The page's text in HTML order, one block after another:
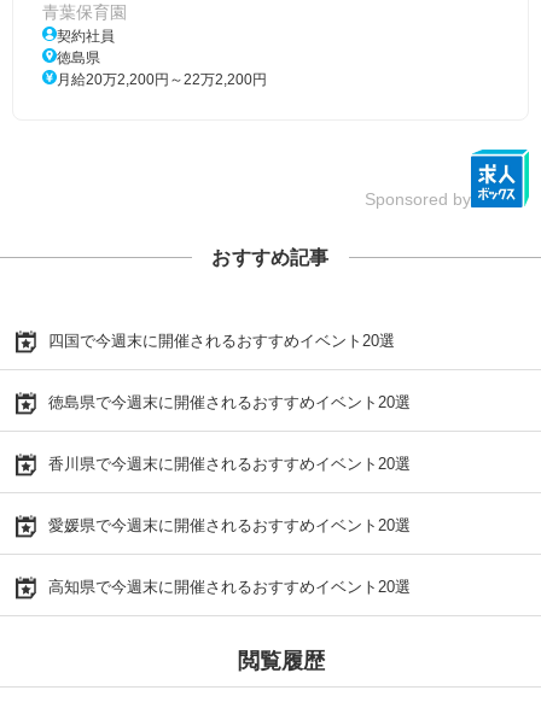
青葉保育園
契約社員
徳島県
月給20万2,200円～22万2,200円
Sponsored by
おすすめ記事
四国で今週末に開催されるおすすめイベント20選
徳島県で今週末に開催されるおすすめイベント20選
香川県で今週末に開催されるおすすめイベント20選
愛媛県で今週末に開催されるおすすめイベント20選
高知県で今週末に開催されるおすすめイベント20選
閲覧履歴